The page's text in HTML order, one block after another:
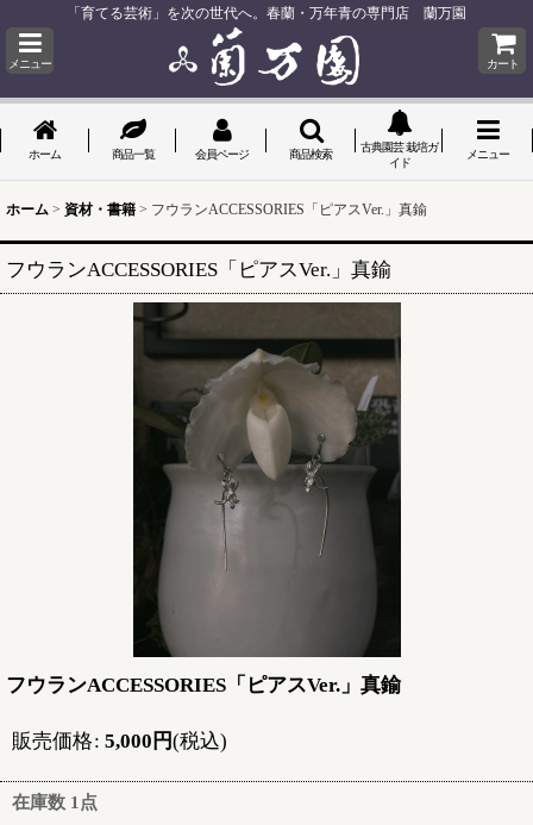
「育てる芸術」を次の世代へ。春蘭・万年青の専門店 蘭万園
メニュー カート
ホーム 商品一覧 会員ページ 商品検索
古典園芸 栽培ガ
イド
メニュー
ホーム > 資材・書籍 > フウランACCESSORIES「ピアスVer.」真鍮
フウランACCESSORIES「ピアスVer.」真鍮
フウランACCESSORIES「ピアスVer.」真鍮
販売価格: 5,000 円(税込)
在庫数 1点